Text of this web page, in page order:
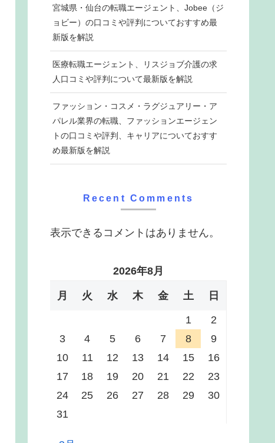
宮城県・仙台の転職エージェント、Jobee（ジ
ョビー）の口コミや評判についておすすめ最
新版を解説
医療転職エージェント、リスジョブ介護の求
人口コミや評判について最新版を解説
ファッション・コスメ・ラグジュアリー・ア
パレル業界の転職、ファッションエージェン
トの口コミや評判、キャリアについておすす
め最新版を解説
Recent Comments
表示できるコメントはありません。
2026年8月
月 火 水 木 金 土 日
1
2
3
4 5 6 7 8
9
10
11 12 13 14 15
16
17
18 19 20 21 22
23
24
25 26 27 28 29
30
31